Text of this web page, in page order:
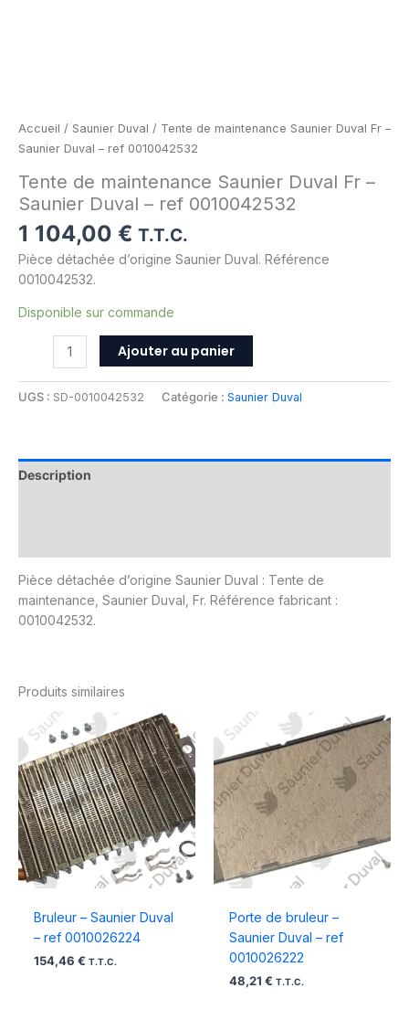
Accueil / Saunier Duval / Tente de maintenance Saunier Duval Fr –
Saunier Duval – ref 0010042532
Tente de maintenance Saunier Duval Fr –
Saunier Duval – ref 0010042532
1 104,00 € T.T.C.
Pièce détachée d’origine Saunier Duval. Référence
0010042532.
Disponible sur commande
Ajouter au panier
UGS : SD-0010042532 Catégorie : Saunier Duval
Description
Pièce détachée d’origine Saunier Duval : Tente de
maintenance, Saunier Duval, Fr. Référence fabricant :
0010042532.
Produits similaires
Bruleur – Saunier Duval
– ref 0010026224
154,46 € T.T.C.
Porte de bruleur –
Saunier Duval – ref
0010026222
48,21 € T.T.C.